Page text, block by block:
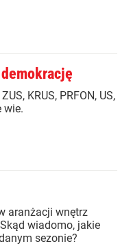
KRUS, PRFON, US,
wie.
aranżacji wnętrz
wiadomo, jakie
sezonie?